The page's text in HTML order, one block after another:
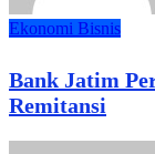
Ekonomi Bisnis
Bank Jatim
Remitansi